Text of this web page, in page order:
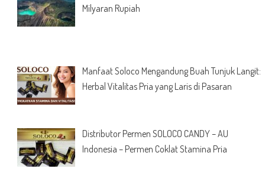
Milyaran Rupiah
Manfaat Soloco Mengandung Buah Tunjuk Langit:
Herbal Vitalitas Pria yang Laris di Pasaran
Distributor Permen SOLOCO CANDY – AU
Indonesia – Permen Coklat Stamina Pria